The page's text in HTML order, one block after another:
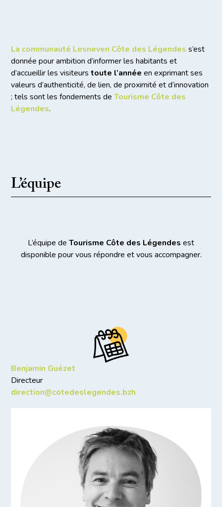
La communauté Lesneven Côte des Légendes s’est
donnée pour ambition d’informer les habitants et
d’accueillir les visiteurstoute l’année en exprimant ses
valeurs d’authenticité, de lien, de proximité et d’innovation
; tels sont les fondements deTourisme Côte des
Légendes.
L’équipe
L’équipe de Tourisme Côte des Légendes est
disponible pour vous répondre et vous accompagner.
Benjamin Guézet
Directeur
direction@cotedeslegendes.bzh